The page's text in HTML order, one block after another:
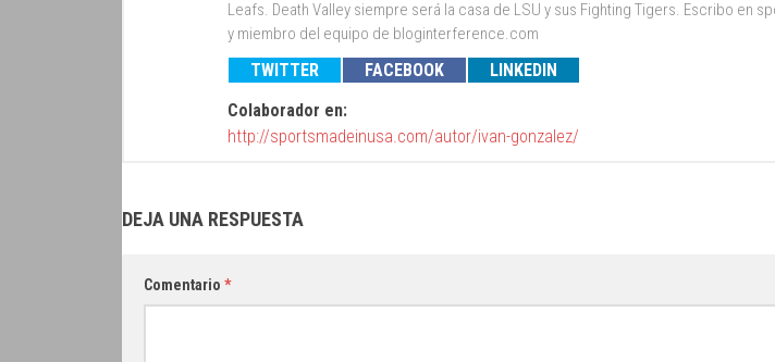
Leafs. Death Valley siempre será la casa de LSU y sus Fighting Tigers. Escribo en
y miembro del equipo de bloginterference.com
TWITTER FACEBOOK
LINKEDIN
Colaborador en:
http://sportsmadeinusa.com/autor/ivan-gonzalez/
DEJA UNA RESPUESTA
Comentario *